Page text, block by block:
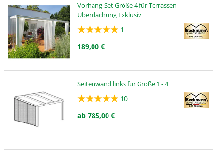
Vorhang-Set Größe 4 für Terrassen-
Überdachung Exklusiv
1
189,00 €
Seitenwand links für Größe 1 - 4
10
ab 785,00 €